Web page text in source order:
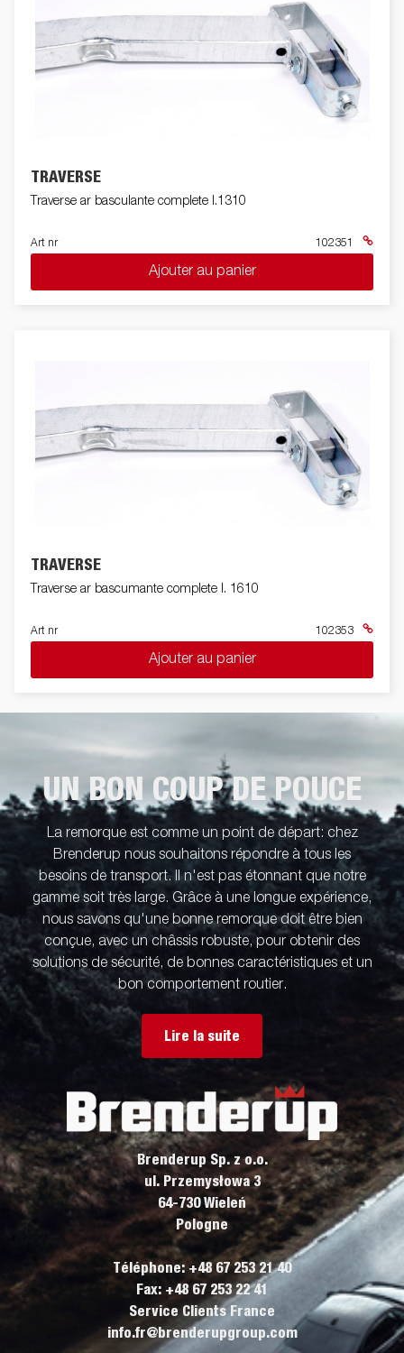
TRAVERSE
Traverse ar basculante complete l.1310
Art nr 102351
Ajouter au panier
TRAVERSE
Traverse ar bascumante complete l. 1610
Art nr 102353
Ajouter au panier
UN BON COUP DE POUCE
La remorque est comme un point de départ: chez
Brenderup nous souhaitons répondre à tous les
besoins de transport. Il n'est pas étonnant que notre
gamme soit très large. Grâce à une longue expérience,
nous savons qu'une bonne remorque doit être bien
conçue, avec un châssis robuste, pour obtenir des
solutions de sécurité, de bonnes caractéristiques et un
bon comportement routier.
Lire la suite
Brenderup Sp. z o.o.
ul. Przemysłowa 3
64-730 Wieleń
Pologne
Téléphone: +48 67 253 21 40
Fax: +48 67 253 22 41
Service Clients France
info.fr@brenderupgroup.com